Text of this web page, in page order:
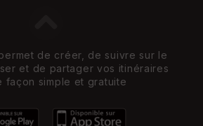
de créer, de suivre sur le
et de partager vos itinéraires
façon simple et gratuite